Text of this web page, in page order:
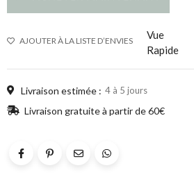
AJOUTER À LA LISTE D’ENVIES
Vue
Rapide
Livraison estimée : 4 à 5 jours
Livraison gratuite à partir de 60€